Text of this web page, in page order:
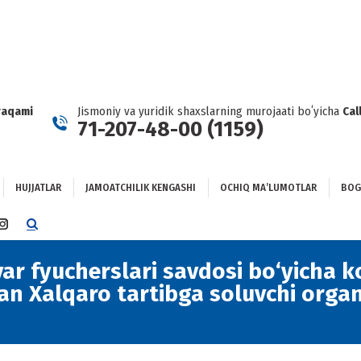
Jismoniy va yuridik shaxslarning murojaati boʻyicha
71-207-48-00 (1159)
HUJJATLAR JAMOATCHILIK KENGASHI OCHIQ MAʼLUMOTLAR
INSTAGRAM
OPENS
IN
NEW
fyucherslari savdosi bo‘yicha
Xalqaro tartibga soluvchi